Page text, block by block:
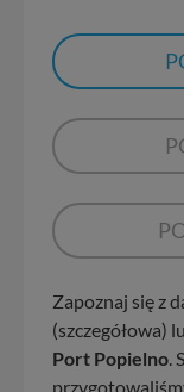
Zapoznaj się z
(szczegółowa)
Port Popielno.